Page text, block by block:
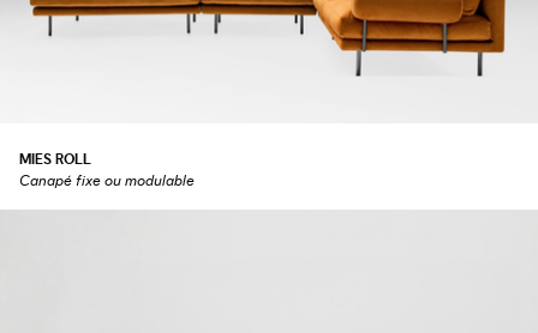
MIES ROLL
Canapé fixe ou modulable